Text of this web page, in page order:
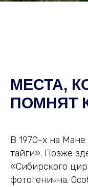
МЕСТА,
ПОМНЯТ
В 1970-х на
тайги». Позже
«Сибирского
фотогенична.